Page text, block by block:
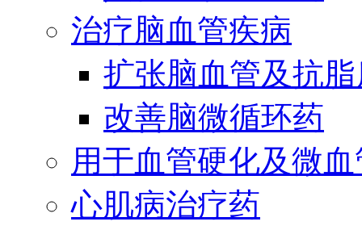
治疗脑血管疾病
扩张脑血管及抗
改善脑微循环药
用于血管硬化及微
心肌病治疗药